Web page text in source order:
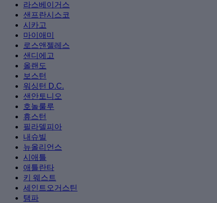
라스베이거스
샌프란시스코
시카고
마이애미
로스앤젤레스
샌디에고
올랜도
보스턴
워싱턴 D.C.
샌안토니오
호놀룰루
휴스턴
필라델피아
내슈빌
뉴올리언스
시애틀
애틀란타
키 웨스트
세인트오거스틴
탬파